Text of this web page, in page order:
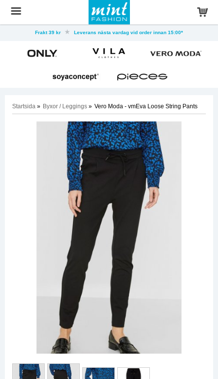
Frakt 39 kr Leverans nästa vardag vid order innan 15:00*
Startsida » Byxor / Leggings » Vero Moda - vmEva Loose String Pants